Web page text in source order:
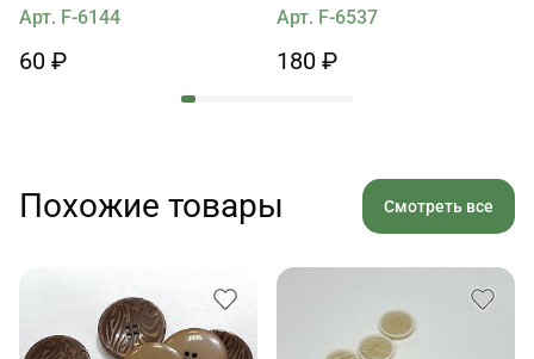
Арт. F-6144
60 ₽
Max Mara
Арт. F-6537
180 ₽
Похожие товары Смотреть все